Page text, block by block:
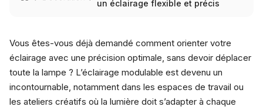
un éclairage flexible et précis
Vous êtes-vous déjà demandé comment orienter votre
éclairage avec une précision optimale, sans devoir déplacer
toute la lampe ? L’éclairage modulable est devenu un
incontournable, notamment dans les espaces de travail ou
les ateliers créatifs où la lumière doit s’adapter à chaque